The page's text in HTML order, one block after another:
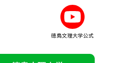
徳島文理大学公式